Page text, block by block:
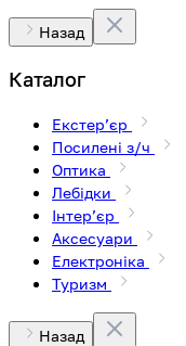
Назад
Каталог
Екстерʼєр
Посилені з/ч
Оптика
Лебідки
Інтерʼєр
Аксесуари
Електроніка
Туризм
Назад